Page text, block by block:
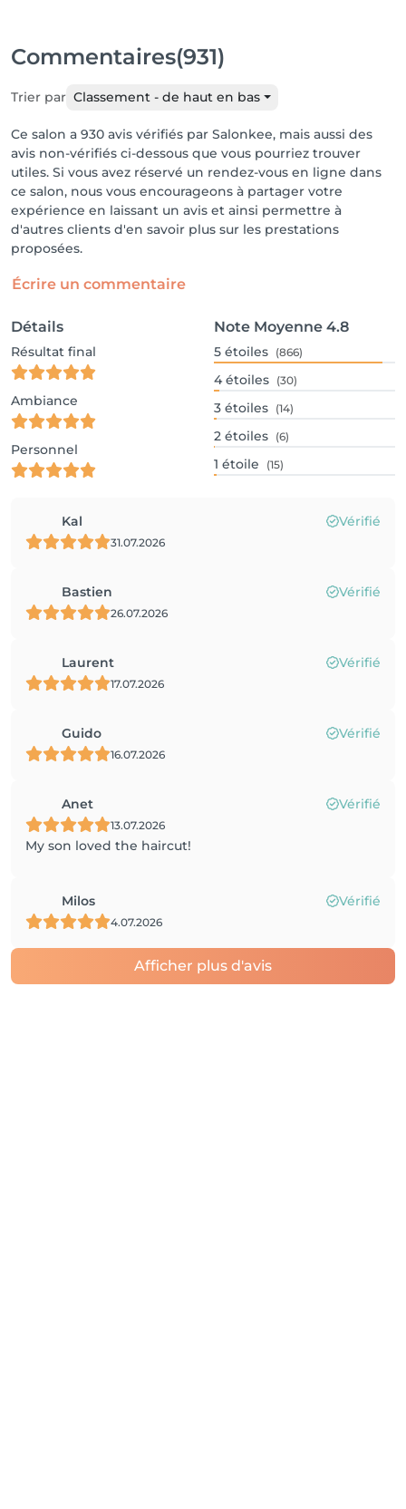
Commentaires(931)
Trier par Classement - de haut en bas
Ce salon a 930 avis vérifiés par Salonkee, mais aussi des
avis non-vérifiés ci-dessous que vous pourriez trouver
utiles. Si vous avez réservé un rendez-vous en ligne dans
ce salon, nous vous encourageons à partager votre
expérience en laissant un avis et ainsi permettre à
d'autres clients d'en savoir plus sur les prestations
proposées.
Écrire un commentaire
Détails
Résultat final
Ambiance
Personnel
Note Moyenne 4.8
5 étoiles (866)
4 étoiles (30)
3 étoiles (14)
2 étoiles (6)
1 étoile (15)
Kal Vérifié
31.07.2026
Bastien Vérifié
26.07.2026
Laurent Vérifié
17.07.2026
Guido Vérifié
16.07.2026
Anet Vérifié
13.07.2026
My son loved the haircut!
Milos Vérifié
4.07.2026
Afficher plus d'avis